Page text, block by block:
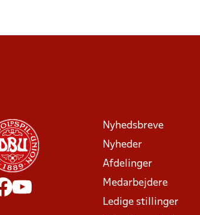
Nyhedsbreve
Nyheder
Afdelinger
Medarbejdere
Ledige stillinger